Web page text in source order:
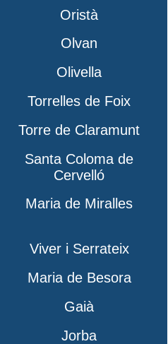
Oristà
Olvan
Olivella
Torrelles de Foix
Torre de Claramunt
Santa Coloma de
Cervelló
Maria de Miralles
Viver i Serrateix
Maria de Besora
Gaià
Jorba